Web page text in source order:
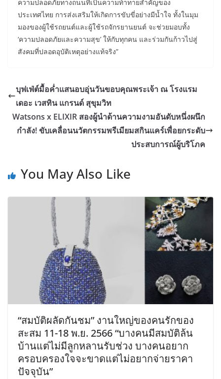
ความปลอดภัยทางถนนที่เป็นความท้าทายสำคัญของ
ประเทศไทย การส่งเสริมให้เกิดการขับขี่อย่างมีน้ำใจ ทั้งในมุม
มองของผู้ใช้รถยนต์และผู้ใช้รถจักรยานยนต์ จะช่วยมอบทั้ง
‘ความปลอดภัยและความสุข’ ให้กับทุกคน และร่วมกันก้าวไปสู่
สังคมที่ปลอดอุบัติเหตุอย่างแท้จริง”
บุฟเฟ่ต์มื้อค่ำแสนอบอุ่นวันขอบคุณพระเจ้า ณ โรงแรม
เดอะ เวสทิน แกรนด์ สุขุมวิท
Watsons x ELIXIR สองผู้นำด้านความงามอันดับหนึ่งผนึก
กำลัง! ขับเคลื่อนนวัตกรรมพรีเมียมสกินแคร์เพื่อยกระดับ
ประสบการณ์ผู้บริโภค
You May Also Like
“สมบัติผลัดกันชม” งานใหญ่ของคนรักของ
สะสม 11-18 พ.ย. 2566 “บางคนมีสมบัติล้น
บ้านแต่ไม่มีลูกหลานรับช่วง บางคนอยาก
ครอบครองใจจะขาดแต่ไม่อยากจ่ายราคา
ปัจจุบัน”